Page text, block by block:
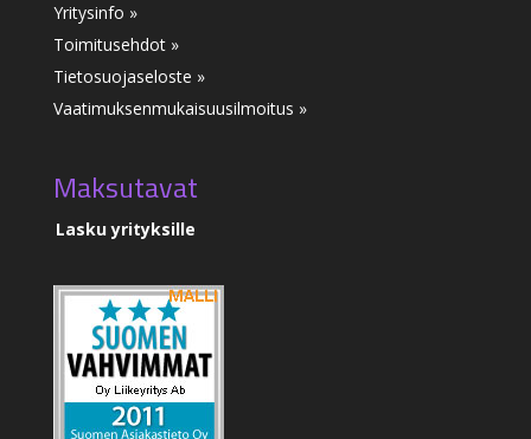
Yritysinfo »
Toimitusehdot »
Tietosuojaseloste »
Vaatimuksenmukaisuusilmoitus »
Maksutavat
Lasku yrityksille